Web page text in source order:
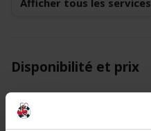
Afficher tous les services
Disponibilité et prix